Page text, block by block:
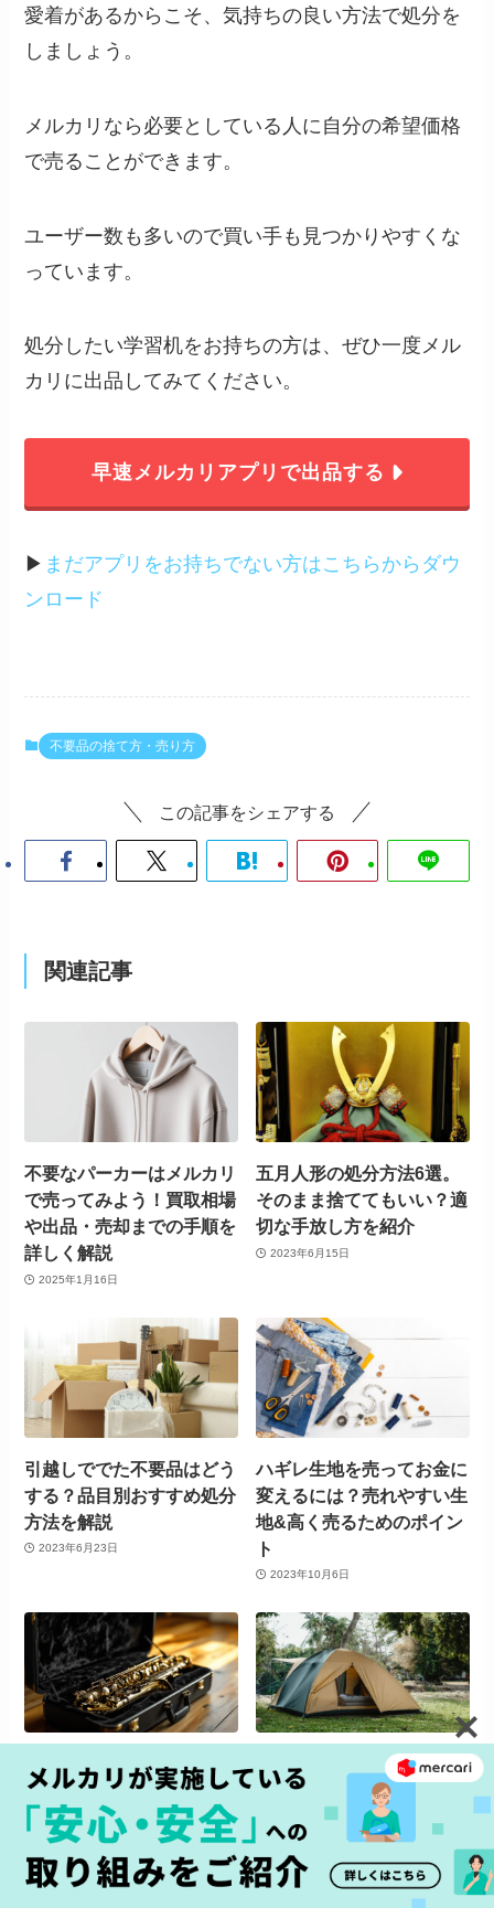
愛着があるからこそ、気持ちの良い方法で処分を
しましょう。
メルカリなら必要としている人に自分の希望価格
で売ることができます。
ユーザー数も多いので買い手も見つかりやすくな
っています。
処分したい学習机をお持ちの方は、ぜひ一度メル
カリに出品してみてください。
早速メルカリアプリで出品する
▶︎ まだアプリをお持ちでない方はこちらからダウ
ンロード
不要品の捨て方・売り方
この記事をシェアする
関連記事
不要なパーカーはメルカリ
で売ってみよう！買取相場
や出品・売却までの手順を
詳しく解説
2025年1月16日
五月人形の処分方法6選。
そのまま捨ててもいい？適
切な手放し方を紹介
2023年6月15日
引越しででた不要品はどう
する？品目別おすすめ処分
方法を解説
2023年6月23日
ハギレ生地を売ってお金に
変えるには？売れやすい生
地&高く売るためのポイン
ト
2023年10月6日
サックスの買取はどこがい
い？楽器店からメルカリま
で徹底比較
2025年1月14日
キャンプ用品の処分はどう
する？簡単な方法や料金の
有無、注意点を解説
2023年2月14日